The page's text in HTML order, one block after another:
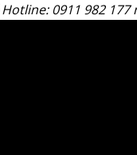
0911 982 177